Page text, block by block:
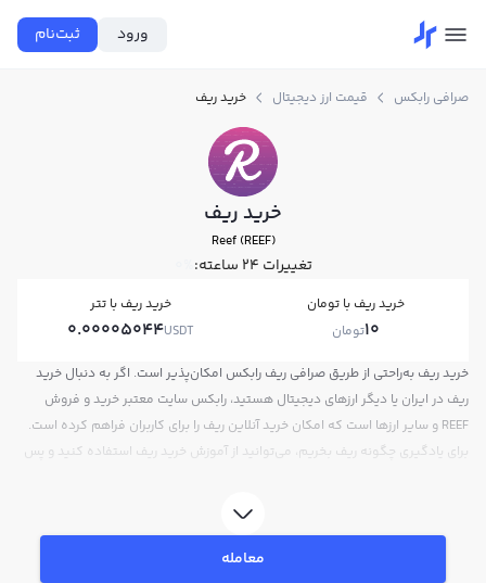
ورود ثبت‌نام
صرافی رابکس قیمت ارز دیجیتال خرید ریف
خرید ریف
Reef (REEF)
تغییرات ۲۴ ساعته: 0%
خرید ریف با تومان
10تومان
خرید ریف با تتر
0.00005044USDT
خرید ریف به‌راحتی از طریق صرافی ریف رابکس امکان‌پذیر است. اگر به دنبال خرید
ریف در ایران یا دیگر ارزهای دیجیتال هستید، رابکس سایت معتبر خرید و فروش
REEF و سایر ارزها است که امکان خرید آنلاین ریف را برای کاربران فراهم کرده است.
برای یادگیری چگونه ریف بخریم، می‌توانید از آموزش خرید ریف استفاده کنید و پس
لحظه‌ای، نمودار و امکانات فروش ریف نیز در دسترس شما قرار دارد تا بتوانید
تصمیمات بهتری در معاملات خود بگیرید.
معامله